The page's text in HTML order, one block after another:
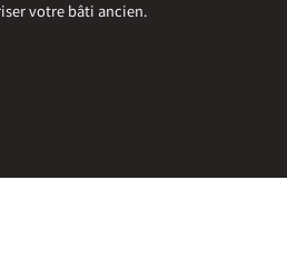
votre bâti ancien.